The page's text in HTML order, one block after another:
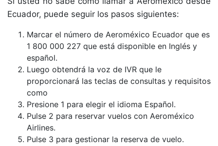
Ecuador, puede seguir los pasos siguientes:
Marcar el número de Aeroméxico Ecuador que es
1 800 000 227 que está disponible en Inglés y
español.
Luego obtendrá la voz de IVR que le
proporcionará las teclas de consultas y requisitos
como
Presione 1 para elegir el idioma Español.
Pulse 2 para reservar vuelos con Aeroméxico
Airlines.
Pulse 3 para gestionar la reserva de vuelo.